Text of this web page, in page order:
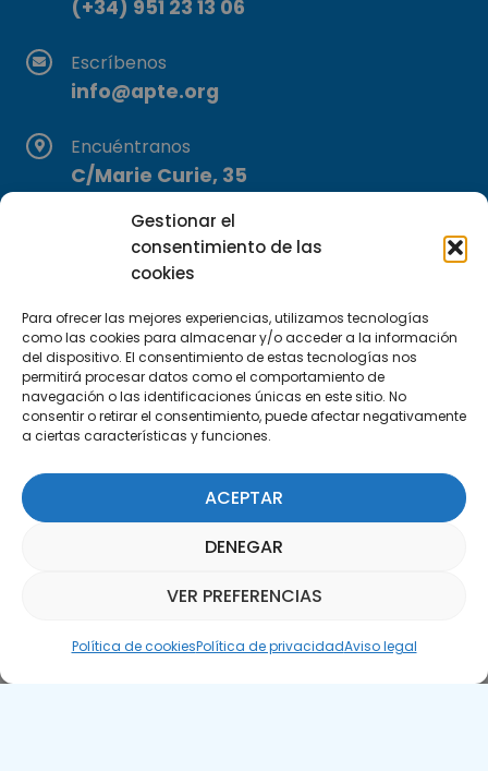
Gestionar el
consentimiento de las
cookies
Para ofrecer las mejores experiencias, utilizamos tecnologías
como las cookies para almacenar y/o acceder a la información
del dispositivo. El consentimiento de estas tecnologías nos
permitirá procesar datos como el comportamiento de
navegación o las identificaciones únicas en este sitio. No
consentir o retirar el consentimiento, puede afectar negativamente
a ciertas características y funciones.
ACEPTAR
DENEGAR
VER PREFERENCIAS
Política de cookiesPolítica de privacidadAviso legal
(+34) 951 23 13 06
Escríbenos
info@apte.org
Encuéntranos
C/Marie Curie, 35
Suscríbete a nuestra Newsletter
SUSCRÍBETE AQUÍ